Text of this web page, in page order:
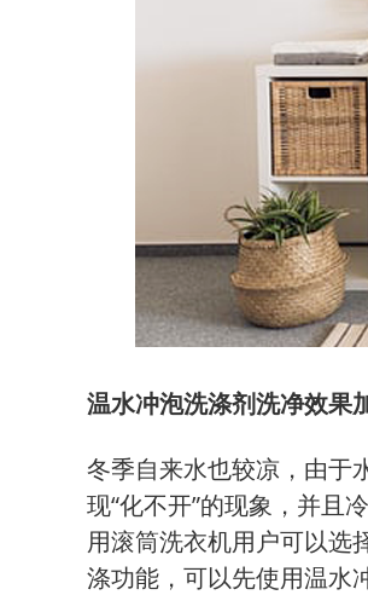
温水冲泡洗涤剂洗净效果
冬季自来水也较凉，由于
现“化不开”的现象，并且
用滚筒洗衣机用户可以选
涤功能，可以先使用温水